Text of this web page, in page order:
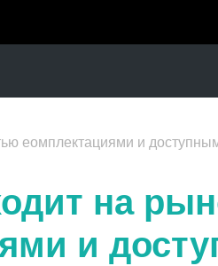
еомплектациями и
на
и